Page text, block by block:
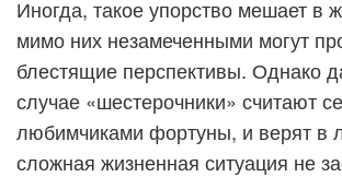
Иногда, такое упорство мешает в
мимо них незамеченными могут
блестящие перспективы. Однако
случае «шестерочники» считают
любимчиками фортуны, и верят в
сложная жизненная ситуация не